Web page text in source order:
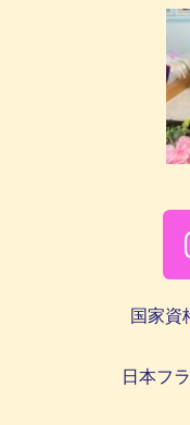
国家資
日本フ